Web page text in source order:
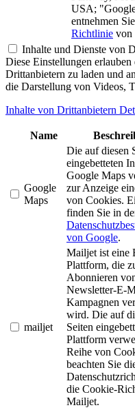
USA;
entnehmen
Richtlinie von
Inhalte und Dienste von
Diese Einstellungen
Drittanbietern zu laden und
die Darstellung von Videos,
Inhalte von Drittanbietern
Name
Google
Maps
Die auf diesen
eingebetteten
Google Maps
zur Anzeige
von Cookies.
finden Sie in
von Google.
mailjet
Mailjet ist eine
Plattform, die
Abonnieren
Newsletter-E-
Kampagnen
wird. Die auf
Seiten
Plattform
Reihe von
beachten Sie
die Cookie-
Mailjet.